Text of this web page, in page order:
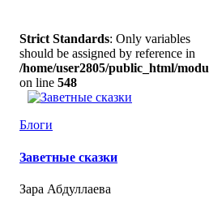
Strict Standards: Only variables
should be assigned by reference in
/home/user2805/public_html/
on line 548
Блоги
Заветные сказки
Зара Абдуллаева